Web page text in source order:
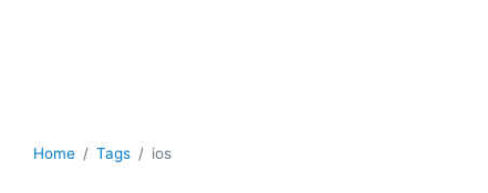
Home Tags ios